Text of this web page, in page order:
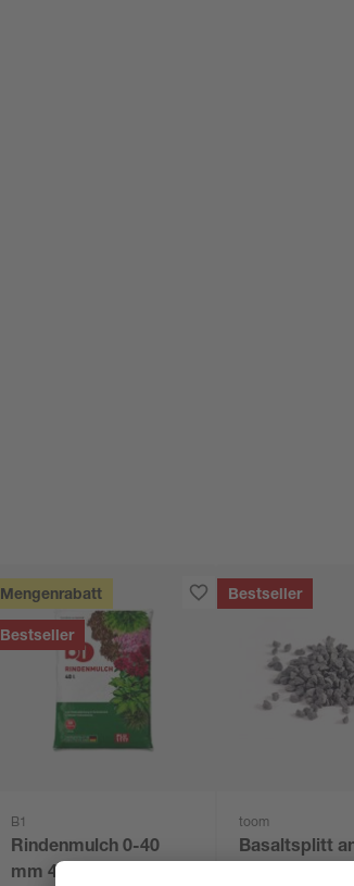
Mengenrabatt
Bestseller
B1
Rindenmulch 0-40
mm 40 l
Bestseller
toom
Basaltsplitt